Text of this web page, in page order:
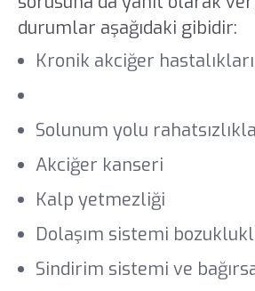
durumlar aşağıdaki gibidir:
Kronik akciğer hastalıkları
Solunum yolu
Akciğer kanseri
Kalp yetmezliği
Dolaşım sistemi
Sindirim sistemi ve